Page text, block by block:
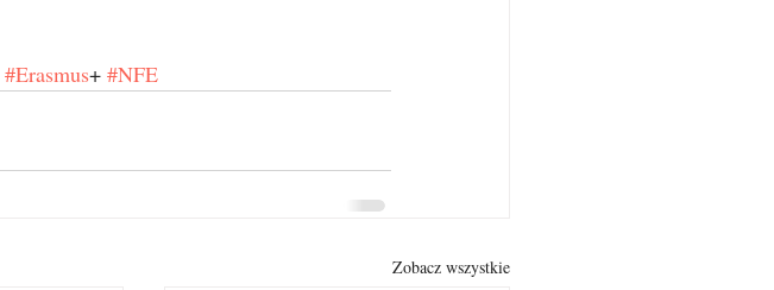
#Erasmus+ #NFE
Zobacz wszystkie